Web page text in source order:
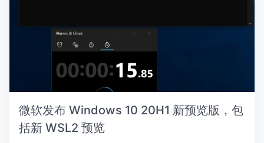
微软发布 Windows 10 20H1 新预览版，包
括新 WSL2 预览